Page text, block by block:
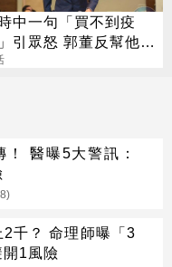
中一句「買不到疫
引眾怒 郭董反幫他背
！ 醫曝5大警訊：
2千？ 命理師曝「3
1風險